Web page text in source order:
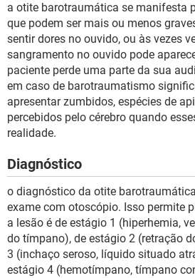
a otite barotraumática se manifesta
que podem ser mais ou menos
sentir dores no ouvido, ou às vezes
sangramento no ouvido pode
paciente perde uma parte da sua
em caso de barotraumatismo
apresentar zumbidos, espécies de
percebidos pelo cérebro quando
realidade.
Diagnóstico
o diagnóstico da otite
exame com otoscópio. Isso permite
a lesão é de estágio 1 (hiperhemia,
do tímpano), de estágio 2 (retração
3 (inchaço seroso, líquido situado
estágio 4 (hemotímpano, tímpano